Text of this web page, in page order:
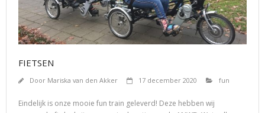
FIETSEN
Door Mariska van den Akker 17 december 2020 fun
Eindelijk is onze mooie fun train geleverd! Deze hebben wij